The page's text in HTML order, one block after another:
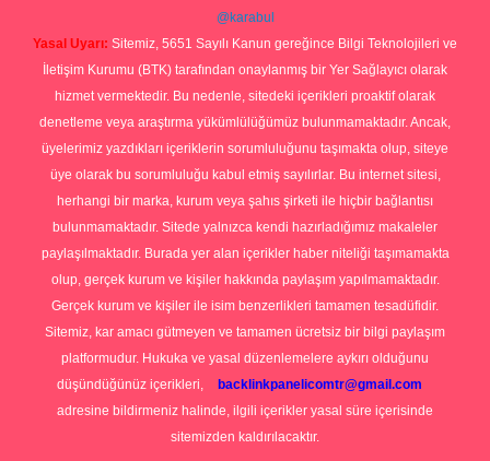
@karabul
Yasal Uyarı: Sitemiz, 5651 Sayılı Kanun gereğince Bilgi Teknolojileri ve
İletişim Kurumu (BTK) tarafından onaylanmış bir Yer Sağlayıcı olarak
hizmet vermektedir. Bu nedenle, sitedeki içerikleri proaktif olarak
denetleme veya araştırma yükümlülüğümüz bulunmamaktadır. Ancak,
üyelerimiz yazdıkları içeriklerin sorumluluğunu taşımakta olup, siteye
üye olarak bu sorumluluğu kabul etmiş sayılırlar. Bu internet sitesi,
herhangi bir marka, kurum veya şahıs şirketi ile hiçbir bağlantısı
bulunmamaktadır. Sitede yalnızca kendi hazırladığımız makaleler
paylaşılmaktadır. Burada yer alan içerikler haber niteliği taşımamakta
olup, gerçek kurum ve kişiler hakkında paylaşım yapılmamaktadır.
Gerçek kurum ve kişiler ile isim benzerlikleri tamamen tesadüfidir.
Sitemiz, kar amacı gütmeyen ve tamamen ücretsiz bir bilgi paylaşım
platformudur. Hukuka ve yasal düzenlemelere aykırı olduğunu
düşündüğünüz içerikleri,
backlinkpanelicomtr@gmail.com
adresine bildirmeniz halinde, ilgili içerikler yasal süre içerisinde
sitemizden kaldırılacaktır.